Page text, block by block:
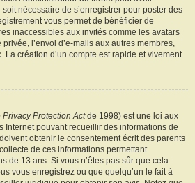
nécessaire de s’enregistrer pour poster des
vous permet de bénéficier de
inaccessibles aux invités comme les avatars
l’envoi d’e-mails aux autres membres,
La création d’un compte est rapide et vivement
Privacy Protection Actde 1998) est une loi aux
Internet pouvant recueillir des informations de
obtenir le consentement écrit des parents
de ces informations permettant
de 13 ans. Si vous n’êtes pas sûr que cela
vous enregistrez ou que quelqu’un le fait à